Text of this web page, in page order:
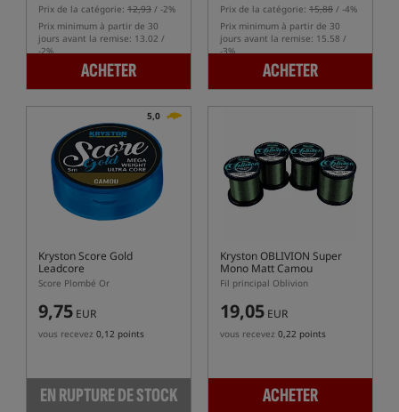
Prix de la catégorie: 12,93 / -2%
Prix minimum à partir de 30
jours avant la remise: 13.02 /
-2%
ACHETER
Prix de la catégorie: 15,88 / -4%
Prix minimum à partir de 30
jours avant la remise: 15.58 /
-3%
ACHETER
5,0
Kryston Score Gold
Leadcore
Score Plombé Or
9,75 EUR
vous recevez 0,12 points
EN RUPTURE DE STOCK
Kryston OBLIVION Super
Mono Matt Camou
Fil principal Oblivion
19,05 EUR
vous recevez 0,22 points
ACHETER